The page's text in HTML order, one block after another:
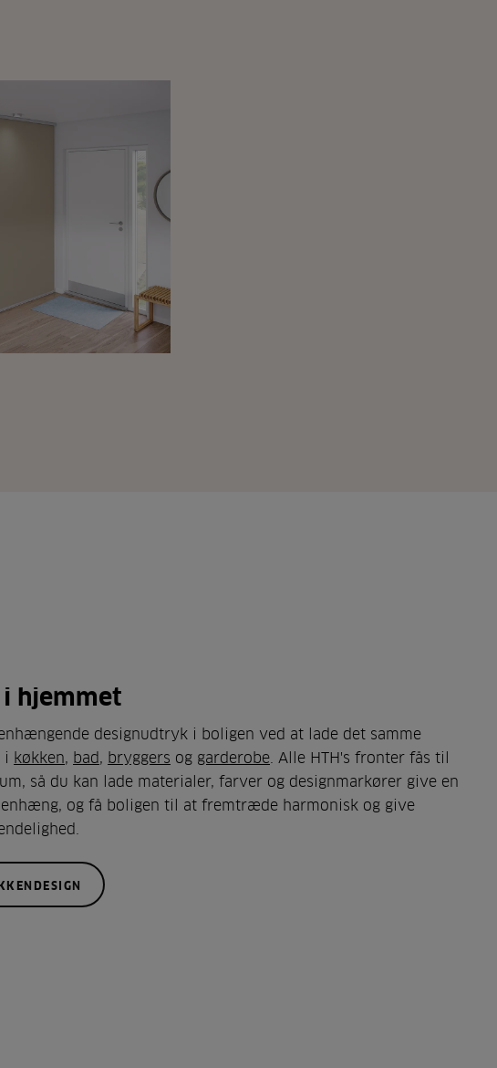
i hjemmet
designudtryk i boligen ved at lade det samme
i køkken, bad, bryggers og garderobe . Alle HTH's fronter fås til
så du kan lade materialer, farver og designmarkører give en
og få boligen til at fremtræde harmonisk og give